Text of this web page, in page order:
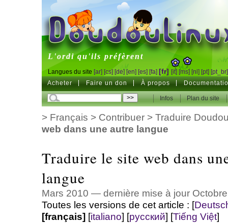
DoudouLinux
L'ordi qu'ils préfèrent
Langues du site [ar] [cs] [de] [en] [es] [fa] [fr] [it] [ms] [nl] [pt] [pt_br]
Acheter Faire un don À propos
Infos Plan du site
> Français > Contribuer> Traduire
web dans une autre langue
Traduire le site web dans
langue
Mars 2010 — dernière mise à jour
Toutes les versions de cet article : [
[français] [italiano] [русский] [Tiếng Việt]